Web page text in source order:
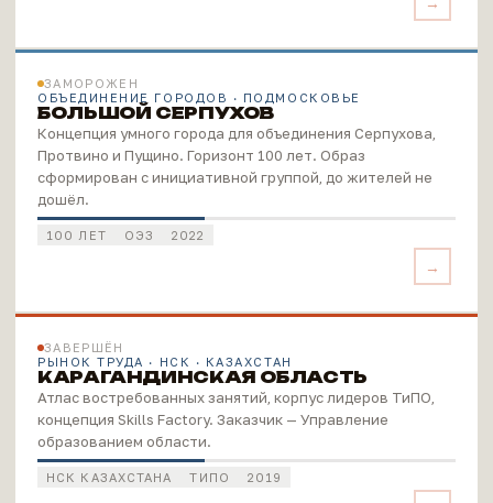
ЗАМОРОЖЕН
ОБЪЕДИНЕНИЕ ГОРОДОВ · ПОДМОСКОВЬЕ
БОЛЬШОЙ СЕРПУХОВ
Концепция умного города для объединения Серпухова,
Протвино и Пущино. Горизонт 100 лет. Образ
сформирован с инициативной группой, до жителей не
дошёл.
100 ЛЕТ ОЭЗ 2022
ЗАВЕРШЁН
РЫНОК ТРУДА · НСК · КАЗАХСТАН
КАРАГАНДИНСКАЯ ОБЛАСТЬ
Атлас востребованных занятий, корпус лидеров ТиПО,
концепция Skills Factory. Заказчик — Управление
образованием области.
НСК КАЗАХСТАНА ТИПО 2019